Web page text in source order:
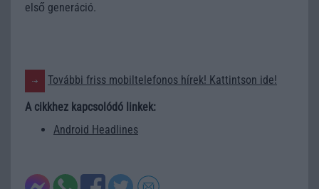
első generáció.
További friss mobiltelefonos hírek! Kattintson ide!
A cikkhez kapcsolódó linkek:
Android Headlines